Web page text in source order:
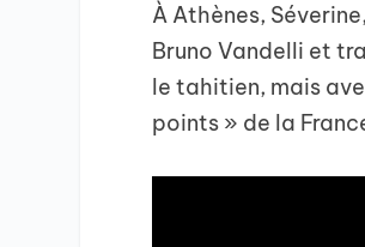
À Athènes,
Bruno Vandelli et
le tahitien, mais
points » de la